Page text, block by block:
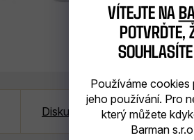
VÍTEJTE NA
POTVRĎTE,
Používáme cookies
jeho používání. Pro
který můžete
Barman
Diskuze (1) Značka